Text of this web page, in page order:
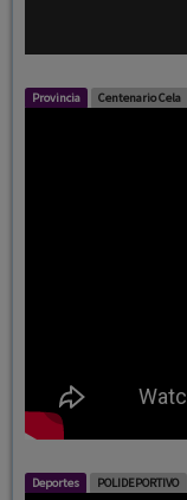
Provincia Centenario Cela
Deportes POLIDEPORTIVO